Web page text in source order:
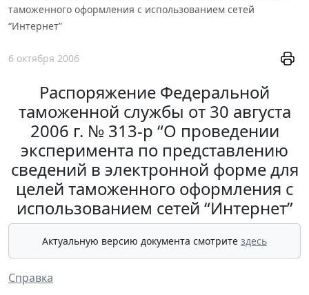
таможенного оформления с использованием сетей
“Интернет”
6 октября 2006
Распоряжение Федеральной
таможенной службы от 30 августа
2006 г. № 313-р “О проведении
эксперимента по представлению
сведений в электронной форме для
целей таможенного оформления с
использованием сетей “Интернет”
Актуальную версию документа смотрите здесь
Справка